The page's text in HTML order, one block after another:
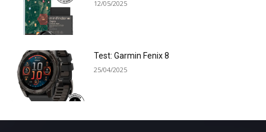
12/05/2025
Test: Garmin Fenix 8
25/04/2025